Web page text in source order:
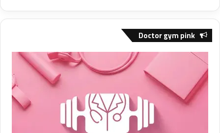
Doctor gym pink